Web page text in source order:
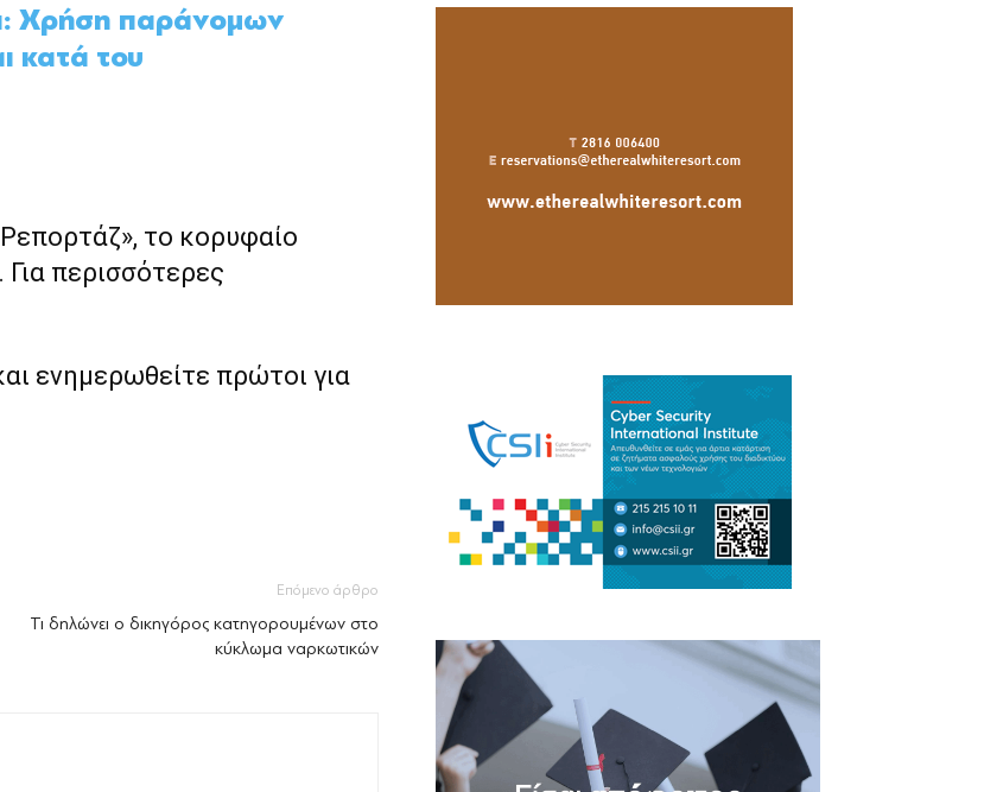
Χρήση παράνομων
κατά του
το κορυφαίο
Για περισσότερες
ενημερωθείτε πρώτοι για
Επόμενο άρθρο
Τι δηλώνει ο δικηγόρος κατηγορουμένων στο
κύκλωμα ναρκωτικών